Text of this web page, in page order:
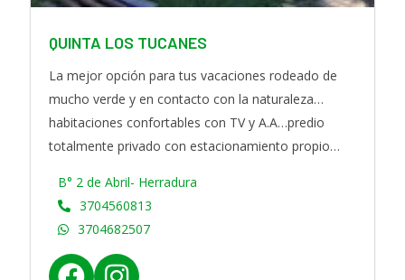
m
QUINTA LOS TUCANES
La mejor opción para tus vacaciones rodeado de
mucho verde y en contacto con la naturaleza…
habitaciones confortables con TV y A.A…predio
totalmente privado con estacionamiento propio…
B° 2 de Abril- Herradura
3704560813
3704682507